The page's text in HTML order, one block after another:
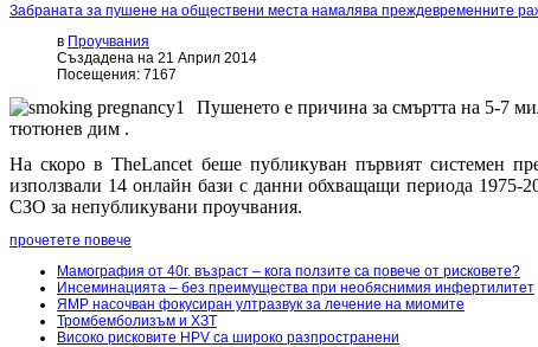
Забраната за пушене на обществени места намалява преждевременните
в Проучвания
Създадена на 21 Април 2014
Посещения: 7167
Пушенето е причина за смъртта на 5-7
тютюнев дим .
На скоро в TheLancet беше публикуван първият системен
използвали 14 онлайн бази с данни обхващащи периода 1975-
СЗО за непубликувани проучвания.
прочетете повече
Мамография от 40г. възраст – кога ползите са повече от рисковете?
Инсеминацията – без преимущества при необяснимия инфертилитет
ЯМР насочван фокусиран ултразвук за лечение на миомите
Тромбемболизъм и ХЗТ
Високо рисковите HPV са широко разпространени